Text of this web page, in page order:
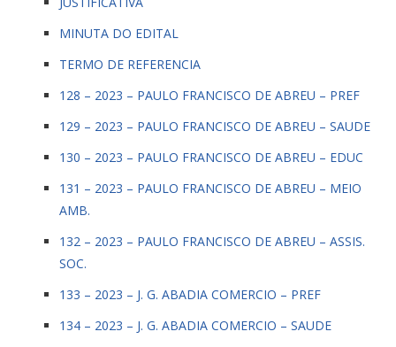
MINUTA DO EDITAL
TERMO DE REFERENCIA
128 – 2023 – PAULO FRANCISCO DE ABREU – PREF
129 – 2023 – PAULO FRANCISCO DE ABREU – SAUDE
130 – 2023 – PAULO FRANCISCO DE ABREU – EDUC
131 – 2023 – PAULO FRANCISCO DE ABREU – MEIO
AMB.
132 – 2023 – PAULO FRANCISCO DE ABREU – ASSIS.
SOC.
133 – 2023 – J. G. ABADIA COMERCIO – PREF
134 – 2023 – J. G. ABADIA COMERCIO – SAUDE